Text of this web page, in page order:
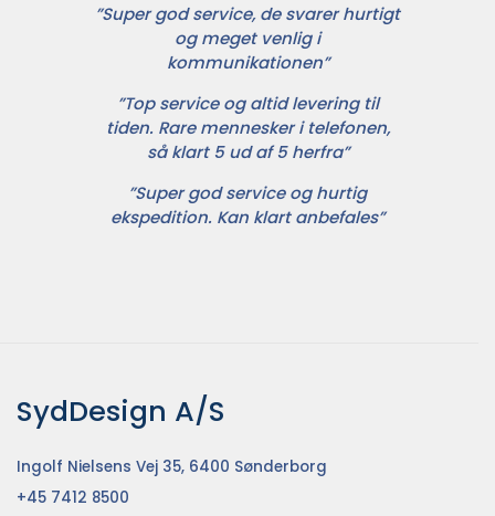
”Super god service, de svarer hurtigt
og meget venlig i
kommunikationen”
”Top service og altid levering til
tiden. Rare mennesker i telefonen,
så klart 5 ud af 5 herfra”
”Super god service og hurtig
ekspedition. Kan klart anbefales”
SydDesign A/S
Ingolf Nielsens Vej 35, 6400 Sønderborg
+45 7412 8500